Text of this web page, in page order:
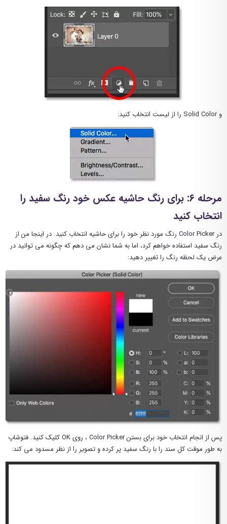
و Solid Color را از لیست انتخاب کنید:
مرحله ۶: برای رنگ حاشیه عکس خود رنگ سفید را
انتخاب کنید
در Color Picker رنگ مورد نظر خود را برای حاشیه انتخاب کنید. در اینجا من از
رنگ سفید استفاده خواهم کرد، اما به شما نشان می دهم که چگونه می توانید در
عرض یک لحظه رنگ را تغییر دهید:
پس از انجام انتخاب خود برای بستن Color Picker ، روی OK کلیک کنید. فتوشاپ
به طور موقت کل سند را با رنگ سفید پر کرده و تصویر را از نظر مسدود می کند: